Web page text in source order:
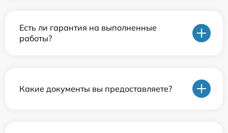
Есть ли гарантия на выполненные
работы?
Какие документы вы предоставляете?